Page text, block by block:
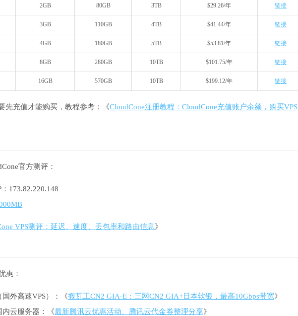
2GB 80GB 3TB $29.26/年 链接
3GB 110GB 4TB $41.44/年 链接
4GB 180GB 5TB $53.81/年 链接
8GB 280GB 10TB $101.75/年 链接
16GB 570GB 10TB $199.12/年 链接
先充值才能购买，教程参考：《CloudCone注册教程：CloudCone充值账户余额，购买VPS
官方测评：
173.82.220.148
VPS测评：延迟、速度、丢包率和路由信息》
惠：
外高速VPS）：《搬瓦工CN2 GIA-E：三网CN2 GIA+日本软银，最高10Gbps带宽》
内云服务器：《最新腾讯云优惠活动、腾讯云代金券整理分享》